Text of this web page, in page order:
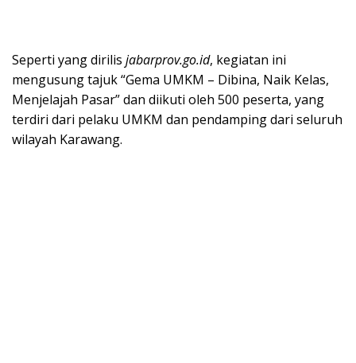
Seperti yang dirilis jabarprov.go.id, kegiatan ini
mengusung tajuk “Gema UMKM – Dibina, Naik Kelas,
Menjelajah Pasar” dan diikuti oleh 500 peserta, yang
terdiri dari pelaku UMKM dan pendamping dari seluruh
wilayah Karawang.